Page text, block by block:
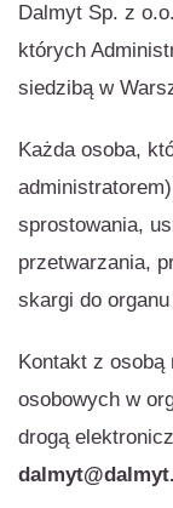
Dalmyt Sp. z
których
siedzibą w
Każda osoba,
sprostowania,
przetwarzania,
skargi do
Kontakt z osobą
osobowych w
drogą